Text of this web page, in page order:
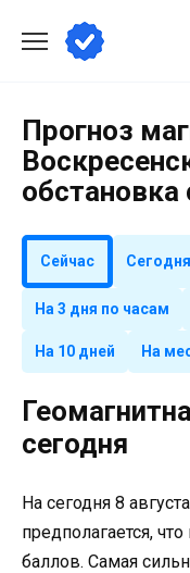
содержанию
Прогноз
обстановка
Сейчас Сегодня
На 3 дня по часам
На 10 дней На
сегодня
На сегодня 8
предполагается,
баллов. Самая